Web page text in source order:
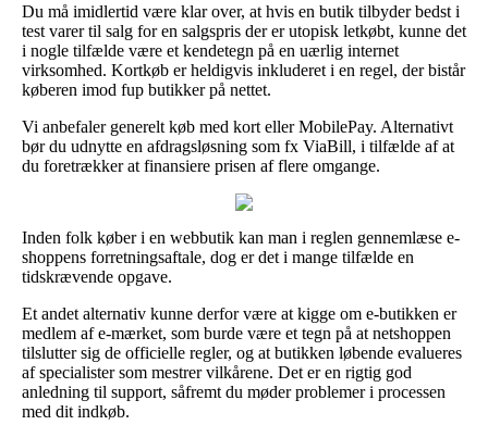
Du må imidlertid være klar over, at hvis en butik tilbyder bedst i
test varer til salg for en salgspris der er utopisk letkøbt, kunne det
i nogle tilfælde være et kendetegn på en uærlig internet
virksomhed. Kortkøb er heldigvis inkluderet i en regel, der bistår
køberen imod fup butikker på nettet.
Vi anbefaler generelt køb med kort eller MobilePay. Alternativt
bør du udnytte en afdragsløsning som fx ViaBill, i tilfælde af at
du foretrækker at finansiere prisen af flere omgange.
Inden folk køber i en webbutik kan man i reglen gennemlæse e-
shoppens forretningsaftale, dog er det i mange tilfælde en
tidskrævende opgave.
Et andet alternativ kunne derfor være at kigge om e-butikken er
medlem af e-mærket, som burde være et tegn på at netshoppen
tilslutter sig de officielle regler, og at butikken løbende evalueres
af specialister som mestrer vilkårene. Det er en rigtig god
anledning til support, såfremt du møder problemer i processen
med dit indkøb.